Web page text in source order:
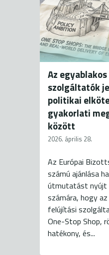
Az
szolgáltatók
politikai
gyakorlati
között
2026. április 28.
Az Európai
számú ajánlása
útmutatást nyújt
számára, hogy
felújítási
One-Stop Shop,
hatékony, és...